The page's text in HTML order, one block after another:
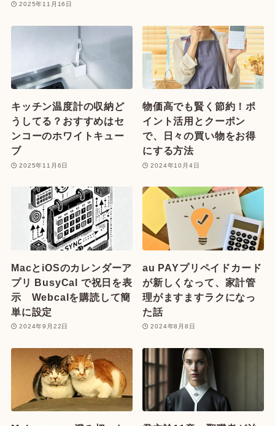
2025年11月16日
キッチン温度計の収納ど
うしてる？おすすめはセ
ンコーのホワイトキュー
ブ
2025年11月6日
物価高でも賢く節約！ポ
イント活用とクーポン
で、日々の買い物をお得
にする方法
2024年10月4日
MacとiOSのカレンダーア
プリ BusyCal で祝日を表
示 Webcalを購読して簡
単に設定
2024年9月22日
au PAYプリペイドカード
が新しくなって、家計管
理がますますラクになっ
た話
2024年8月8日